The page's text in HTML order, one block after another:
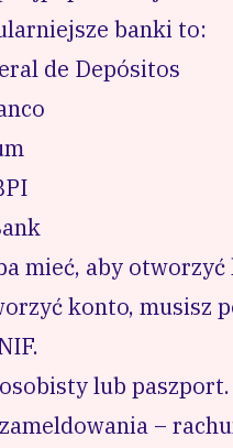
banki to:
de Depósitos
mieć, aby
konto, musisz
.
lub paszport.
–